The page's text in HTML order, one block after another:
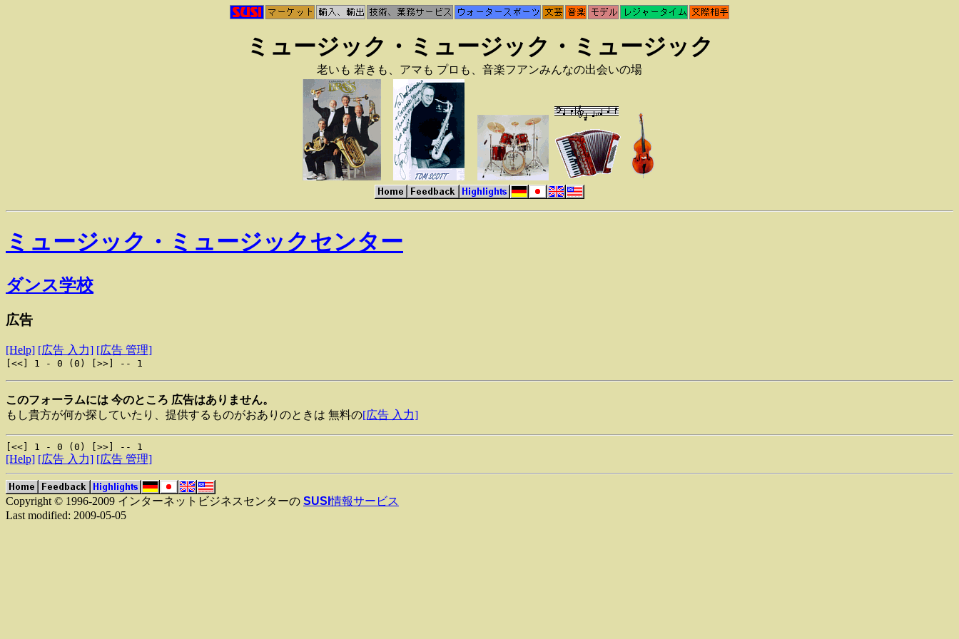
ミュージック・ミュージック・ミュージック
老いも 若きも、アマも プロも、音楽フアンみんなの出会いの場
ミュージック・ミュージックセンター
ダンス学校
広告
[Help] [広告 入力] [広告 管理]
[<<] 1 - 0 (0) [>>] -- 1
このフォーラムには 今のところ 広告はありません。
もし貴方が何か探していたり、提供するものがおありのときは 無料の[広告 入力]
[<<] 1 - 0 (0) [>>] -- 1
[Help] [広告 入力] [広告 管理]
Copyright © 1996-2009 インターネットビジネスセンターの SUSI情報サービス
Last modified: 2009-05-05